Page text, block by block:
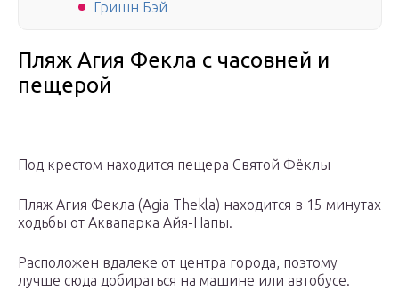
Гришн Бэй
Пляж Агия Фекла с часовней и
пещерой
Под крестом находится пещера Святой Фёклы
Пляж Агия Фекла (Agia Thekla) находится в 15 минутах
ходьбы от Аквапарка Айя-Напы.
Расположен вдалеке от центра города, поэтому
лучше сюда добираться на машине или автобусе.